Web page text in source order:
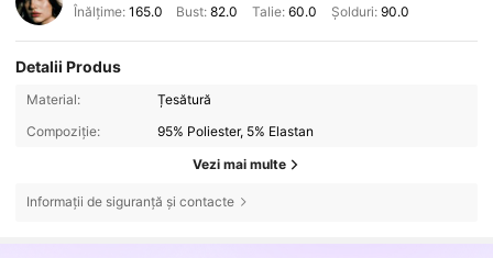
Înălțime: 165.0 Bust:82.0 Talie: 60.0 Șolduri: 90.0
Detalii Produs
Material:
Țesătură
Compoziție:
95% Poliester, 5% Elastan
Vezi mai multe
Informații de siguranță și contacte